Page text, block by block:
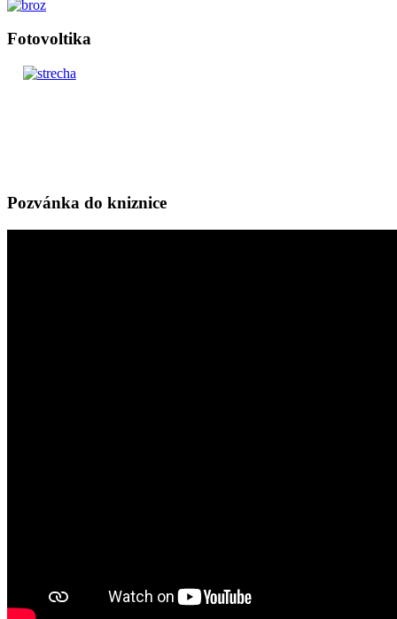
Fotovoltika
Pozvánka do kniznice